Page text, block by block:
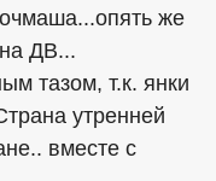
же
ДВ...
тазом, т.к. янки
утренней
вместе с